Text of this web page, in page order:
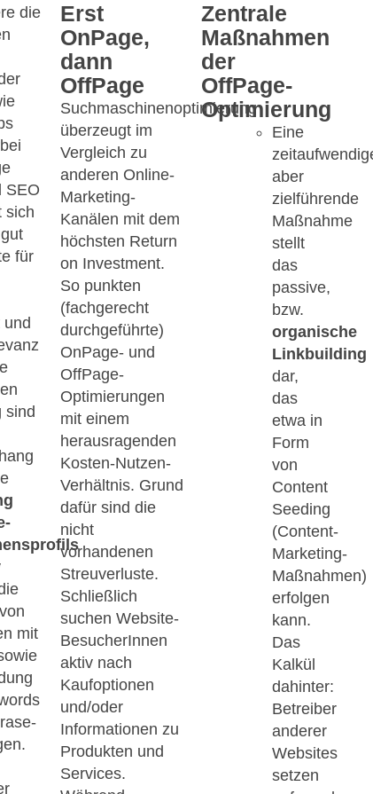
die
SEO
sich
für
sind
mit
Erst
OnPage,
dann
OffPage
Suchmaschinenoptimierung
überzeugt im
Vergleich zu
anderen Online-
Marketing-
Kanälen mit dem
höchsten Return
on Investment.
So punkten
(fachgerecht
durchgeführte)
OnPage- und
OffPage-
Optimierungen
mit einem
herausragenden
Kosten-Nutzen-
Verhältnis. Grund
dafür sind die
nicht
vorhandenen
Streuverluste.
Schließlich
suchen Website-
BesucherInnen
aktiv nach
Kaufoptionen
und/oder
Informationen zu
Produkten und
Services.
Zentrale
Maßnahmen
der
OffPage-
Optimierung
Eine
aber
zielführende
Maßnahme
stellt
das
passive,
bzw.
organische
Linkbuilding
dar,
das
etwa in
Form
von
Content
Seeding
(Content-
Marketing-
Maßnahmen)
erfolgen
kann.
Das
Kalkül
dahinter:
Betreiber
anderer
Websites
setzen